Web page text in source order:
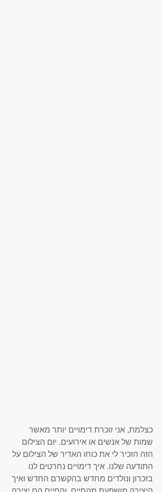
כצלמת, אני זוכרת דימויים יותר מאשר
שמות של אנשים או אירועים. יום הצילום
הזה הזכיר לי את כוחו האדיר של הצילום על
התודעה שלנו. איך דימויים נחרטים לנו
בזכרון ונולדים מחדש בהקשרם החדש ואיך